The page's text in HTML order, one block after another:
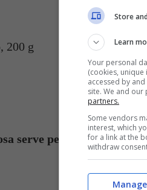
200 g
serve per realizzare la
Store
Learn
Your personal
(cookies,
accessed by
site. We and
partners.
Some vendors
interest, which
for a link at the
withdraw